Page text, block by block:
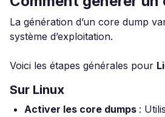
La génération d’un core dump
système d’exploitation.
Voici les étapes générales pour
Sur Linux
Activer les core dumps :